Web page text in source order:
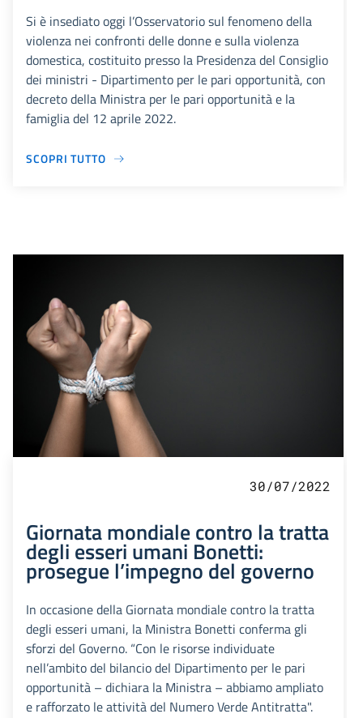
Si è insediato oggi l’Osservatorio sul fenomeno della
violenza nei confronti delle donne e sulla violenza
domestica, costituito presso la Presidenza del Consiglio
dei ministri - Dipartimento per le pari opportunità, con
decreto della Ministra per le pari opportunità e la
famiglia del 12 aprile 2022.
SCOPRI TUTTO
30/07/2022
Giornata mondiale contro la tratta
degli esseri umani Bonetti:
prosegue l’impegno del governo
In occasione della Giornata mondiale contro la tratta
degli esseri umani, la Ministra Bonetti conferma gli
sforzi del Governo. “Con le risorse individuate
nell’ambito del bilancio del Dipartimento per le pari
opportunità – dichiara la Ministra – abbiamo ampliato
e rafforzato le attività del Numero Verde Antitratta".